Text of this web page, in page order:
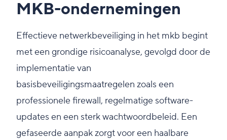
MKB-ondernemingen
Effectieve netwerkbeveiliging in het mkb begint
met een grondige risicoanalyse, gevolgd door de
implementatie van
basisbeveiligingsmaatregelen zoals een
professionele firewall, regelmatige software-
updates en een sterk wachtwoordbeleid. Een
gefaseerde aanpak zorgt voor een haalbare